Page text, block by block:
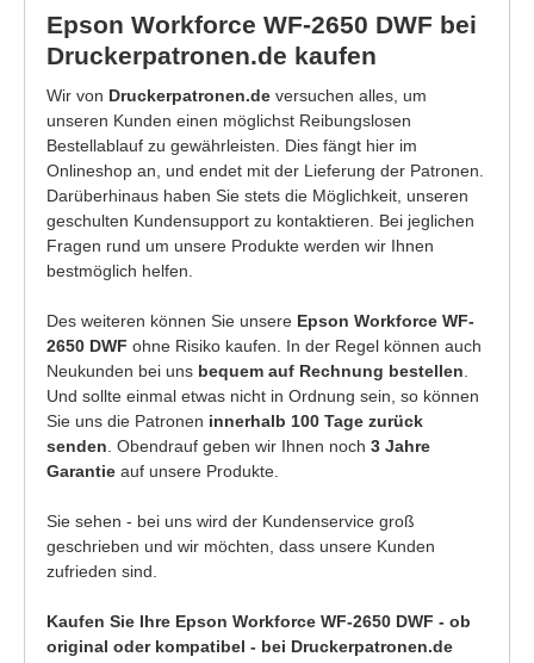
Epson Workforce WF-2650 DWF bei
Druckerpatronen.de kaufen
Wir von Druckerpatronen.de versuchen alles, um
unseren Kunden einen möglichst Reibungslosen
Bestellablauf zu gewährleisten. Dies fängt hier im
Onlineshop an, und endet mit der Lieferung der Patronen.
Darüberhinaus haben Sie stets die Möglichkeit, unseren
geschulten Kundensupport zu kontaktieren. Bei jeglichen
Fragen rund um unsere Produkte werden wir Ihnen
bestmöglich helfen.
Des weiteren können Sie unsere Epson Workforce WF-
2650 DWF ohne Risiko kaufen. In der Regel können auch
Neukunden bei uns bequem auf Rechnung bestellen
Und sollte einmal etwas nicht in Ordnung sein, so können
Sie uns die Patronen innerhalb 100 Tage zurück
senden . Obendrauf geben wir Ihnen noch 3 Jahre
Garantie auf unsere Produkte.
Sie sehen - bei uns wird der Kundenservice groß
geschrieben und wir möchten, dass unsere Kunden
zufrieden sind.
Kaufen Sie Ihre Epson Workforce WF-2650 DWF - ob
original oder kompatibel - bei Druckerpatronen.de